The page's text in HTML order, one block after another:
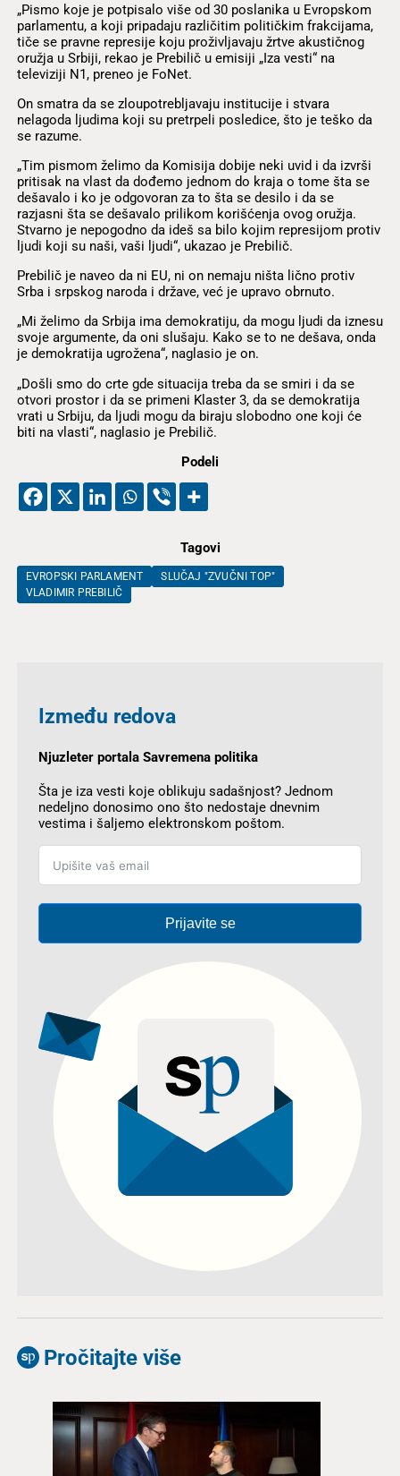
„Pismo koje je potpisalo više od 30 poslanika u Evropskom
parlamentu, a koji pripadaju različitim političkim frakcijama,
tiče se pravne represije koju proživljavaju žrtve akustičnog
oružja u Srbiji, rekao je Prebilič u emisiji „Iza vesti“ na
televiziji N1, preneo je FoNet.
On smatra da se zloupotrebljavaju institucije i stvara
nelagoda ljudima koji su pretrpeli posledice, što je teško da
se razume.
„Tim pismom želimo da Komisija dobije neki uvid i da izvrši
pritisak na vlast da dođemo jednom do kraja o tome šta se
dešavalo i ko je odgovoran za to šta se desilo i da se
razjasni šta se dešavalo prilikom korišćenja ovog oružja.
Stvarno je nepogodno da ideš sa bilo kojim represijom protiv
ljudi koji su naši, vaši ljudi“, ukazao je Prebilič.
Prebilič je naveo da ni EU, ni on nemaju ništa lično protiv
Srba i srpskog naroda i države, već je upravo obrnuto.
„Mi želimo da Srbija ima demokratiju, da mogu ljudi da iznesu
svoje argumente, da oni slušaju. Kako se to ne dešava, onda
je demokratija ugrožena“, naglasio je on.
„Došli smo do crte gde situacija treba da se smiri i da se
otvori prostor i da se primeni Klaster 3, da se demokratija
vrati u Srbiju, da ljudi mogu da biraju slobodno one koji će
biti na vlasti“, naglasio je Prebilič.
Podeli
Tagovi
EVROPSKI PARLAMENT
SLUČAJ "ZVUČNI TOP"
VLADIMIR PREBILIČ
Između redova
Njuzleter portala Savremena politika
Šta je iza vesti koje oblikuju sadašnjost? Jednom
nedeljno donosimo ono što nedostaje dnevnim
vestima i šaljemo elektronskom poštom.
Prijavite se
Pročitajte više